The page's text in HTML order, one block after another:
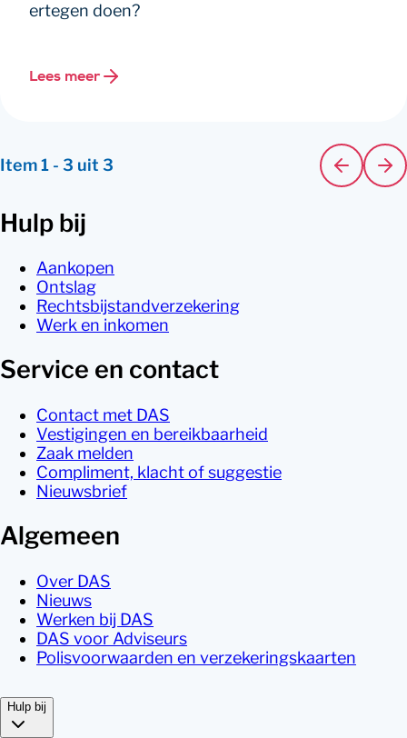
ertegen doen?
Lees meer
Item1 - 3 uit 3
Hulp bij
Aankopen
Ontslag
Rechtsbijstandverzekering
Werk en inkomen
Service en contact
Contact met DAS
Vestigingen en bereikbaarheid
Zaak melden
Compliment, klacht of suggestie
Nieuwsbrief
Algemeen
Over DAS
Nieuws
Werken bij DAS
DAS voor Adviseurs
Polisvoorwaarden en verzekeringskaarten
Hulp bij